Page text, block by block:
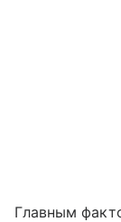
Главным